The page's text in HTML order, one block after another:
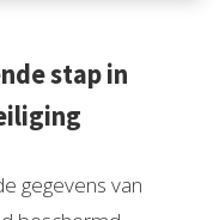
stap in
gegevens van